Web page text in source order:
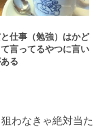
と仕事（勉強）はかど
言ってるやつに言い
る
わなきゃ絶対当た